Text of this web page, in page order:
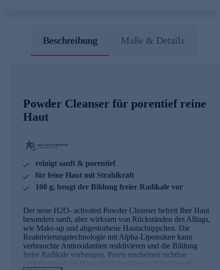
Beschreibung Maße & Details
Powder Cleanser für porentief reine
Haut
reinigt sanft & porentief
für feine Haut mit Strahlkraft
100 g, beugt der Bildung freier Radikale vor
Der neue H2O- activated Powder Cleanser befreit Ihre Haut
besonders sanft, aber wirksam von Rückständen des Alltags,
wie Make-up und abgestorbene Hautschüppchen. Die
Reaktivierungstechnologie mit Alpha-Liponsäure kann
verbrauchte Antioxidantien reaktivieren und die Bildung
freier Radikale vorbeugen. Poren erscheinen sichtbar
verfeinert und die Haut erhält ihre klare und leuchtende